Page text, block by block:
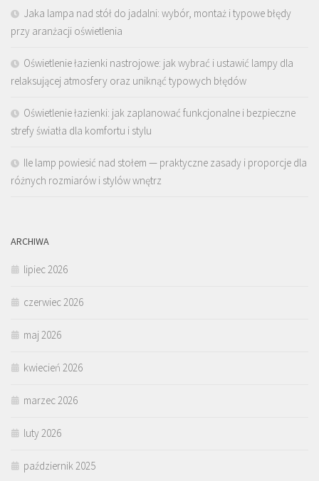
Jaka lampa nad stół do jadalni: wybór, montaż i typowe błędy
przy aranżacji oświetlenia
Oświetlenie łazienki nastrojowe: jak wybrać i ustawić lampy dla
relaksującej atmosfery oraz uniknąć typowych błędów
Oświetlenie łazienki: jak zaplanować funkcjonalne i bezpieczne
strefy światła dla komfortu i stylu
Ile lamp powiesić nad stołem — praktyczne zasady i proporcje dla
różnych rozmiarów i stylów wnętrz
ARCHIWA
lipiec 2026
czerwiec 2026
maj 2026
kwiecień 2026
marzec 2026
luty 2026
październik 2025